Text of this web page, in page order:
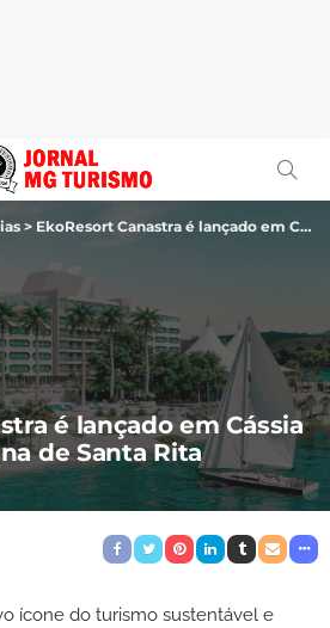
> EkoResort Canastra é lançado em Cássia durante a Semana de Santa Rita
é lançado em Cássia
de Santa Rita
ícone do turismo sustentável e